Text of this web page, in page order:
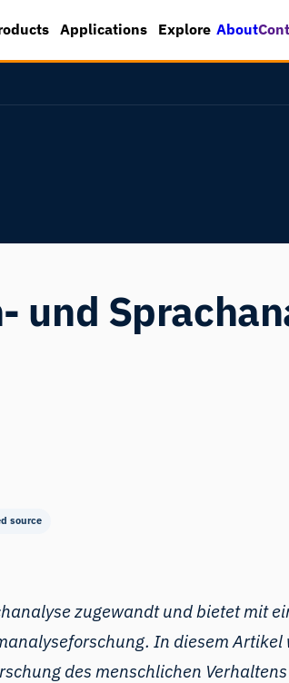
Applications Explore About
und
source
zugewandt und bietet mit
In diesem
des menschlichen